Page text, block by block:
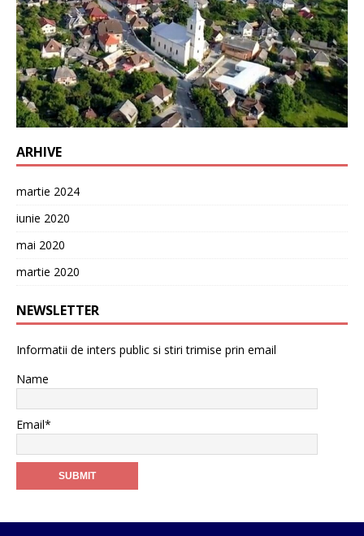
ARHIVE
martie 2024
iunie 2020
mai 2020
martie 2020
NEWSLETTER
Informatii de inters public si stiri trimise prin email
Name
Email*